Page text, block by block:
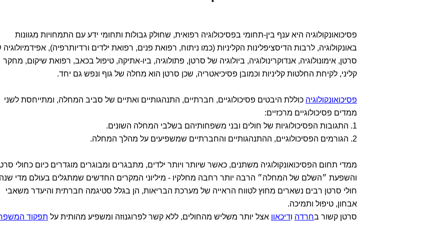
פסיכואונקולוגיה היא ענף בין-תחומי בפסיכולוגיה רפואית, שחולק גבולות ותחומי ידע עם התמחויות מגוונות
באונקולוגיה, לרבות הדיסציפלינות הקליניות (כמו ניתוח, רפואת פנים, רפואת ילדים ורדיותרפיה),
סרטן, אימונולוגיה, אנדוקרינולוגיה, ביולוגיה של סרטן, פתולוגיה, ביו-אתיקה, טיפול בכאב, רפואת שיקום, מחקר
קליני, לקיחת החלטות קליניות וכמובן פסיכיאטריה, שכן סרטן הוא מחלה של גוף ונפש גם יחד.
פסיכואונקולוגיה כוללת היבטים פסיכולוגיים, חברתיים, התנהגותיים ואתיים של סביב המחלה, ומתייחסת לשני
ממדים פסיכולוגיים מרכזיים:
1. התגובות הפסיכולוגיות של חולים ובני משפחותיהם בשלבי המחלה השונים.
2. הגורמים הפסיכולוגיים, ההתנהגותיים והחברתיים שמשפיעים על מהלך המחלה.
ממדי תחום הפסיכואונקולוגיה משתנים, כאשר שיותר ויותר ילדים, מתבגרים ומבוגרים מוגדרים כיום כחולי
והשפעת ״השלם של המחלה״ הרבה יותר רחבה מחלקיו - מיליוני המקרים החדשים שמתגלים בעולם מדי
חולי סרטן רבים נשארים מחוץ לטווח הראייה של מערכת הבריאות, הן בגלל סטיגמה חברתית והיעדר משאבי
אבחון, טיפול ותמיכה.
סרטן קשור בחרדה ודיכאון אצל יותר משליש מהחולים, ללא קשר לפרוגנוזה ומשפיע מהותית על תפקוד